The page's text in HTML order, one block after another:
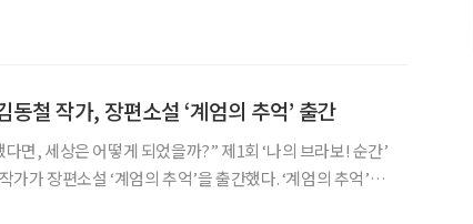
동철 작가, 장편소설 ‘계엄의 추억’ 출간
면, 세상은 어떻게 되었을까?” 제1회 ‘나의 브라보! 순간’
소설 ‘계엄의 추억’을 출간했다. ‘계엄의 추억’은